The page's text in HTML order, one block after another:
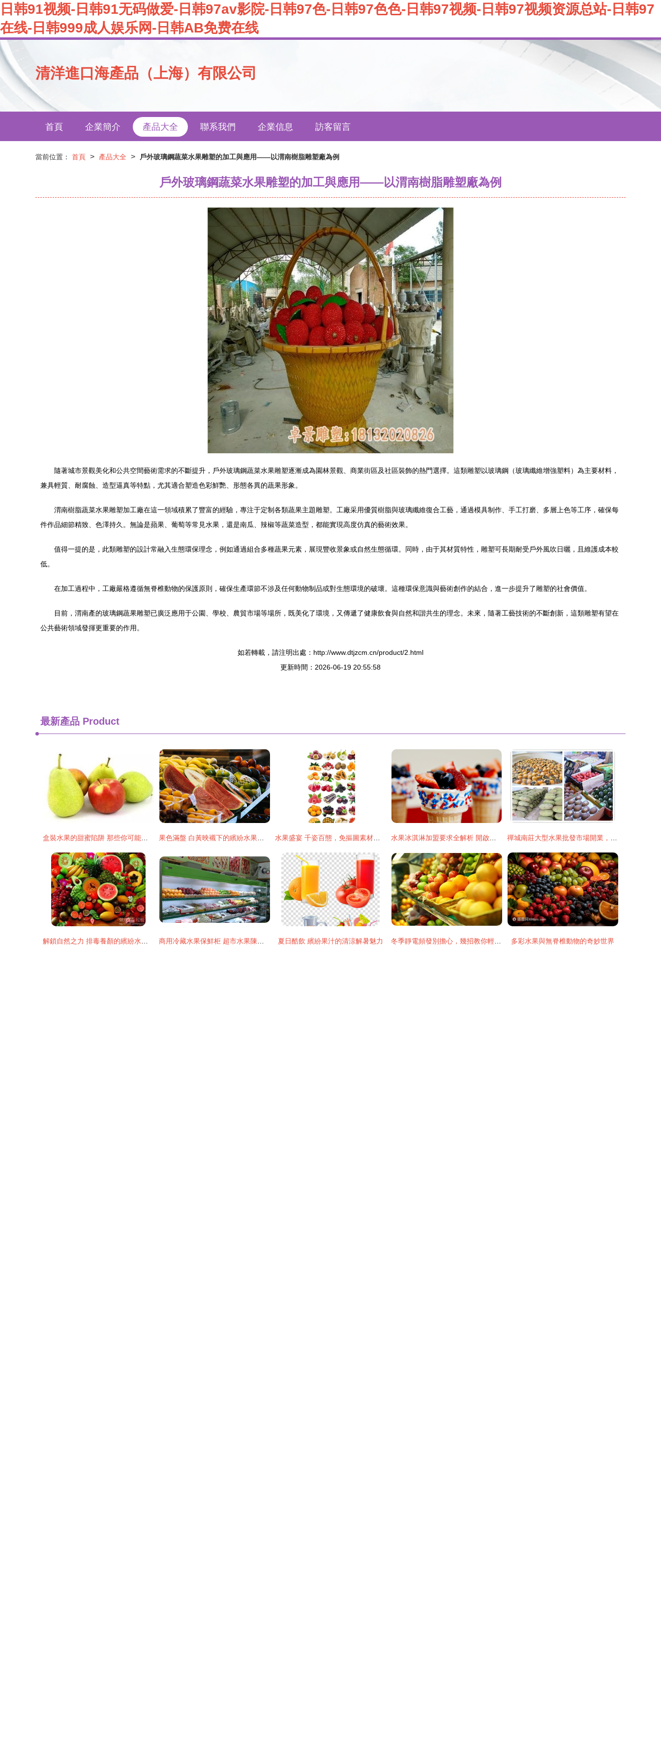
日韩91视频-日韩91无码做爱-日韩97av影院-日韩97色-日韩97色色-日韩97视频-日韩97视频资源总站-日韩97
在线-日韩999成人娱乐网-日韩AB免费在线
清洋進口海產品（上海）有限公司
首頁 企業簡介 產品大全 聯系我們 企業信息 訪客留言
當前位置： 首頁 > 產品大全 > 戶外玻璃鋼蔬菜水果雕塑的加工與應用——以渭南樹脂雕塑廠為例
戶外玻璃鋼蔬菜水果雕塑的加工與應用——以渭南樹脂雕塑廠為例
隨著城市景觀美化和公共空間藝術需求的不斷提升，戶外玻璃鋼蔬菜水果雕塑逐漸成為園林景觀、商業街區及社區裝飾的熱門選擇。這類雕塑以玻璃鋼（玻璃纖維增強塑料）為主要材料，
兼具輕質、耐腐蝕、造型逼真等特點，尤其適合塑造色彩鮮艷、形態各異的蔬果形象。
渭南樹脂蔬菜水果雕塑加工廠在這一領域積累了豐富的經驗，專注于定制各類蔬果主題雕塑。工廠采用優質樹脂與玻璃纖維復合工藝，通過模具制作、手工打磨、多層上色等工序，確保每
件作品細節精致、色澤持久。無論是蘋果、葡萄等常見水果，還是南瓜、辣椒等蔬菜造型，都能實現高度仿真的藝術效果。
值得一提的是，此類雕塑的設計常融入生態環保理念，例如通過組合多種蔬果元素，展現豐收景象或自然生態循環。同時，由于其材質特性，雕塑可長期耐受戶外風吹日曬，且維護成本較
低。
在加工過程中，工廠嚴格遵循無脊椎動物的保護原則，確保生產環節不涉及任何動物制品或對生態環境的破壞。這種環保意識與藝術創作的結合，進一步提升了雕塑的社會價值。
目前，渭南產的玻璃鋼蔬果雕塑已廣泛應用于公園、學校、農貿市場等場所，既美化了環境，又傳遞了健康飲食與自然和諧共生的理念。未來，隨著工藝技術的不斷創新，這類雕塑有望在
公共藝術領域發揮更重要的作用。
如若轉載，請注明出處：http://www.dtjzcm.cn/product/2.html
更新時間：2026-06-19 20:55:58
最新產品 Product
夏日酷飲 繽紛果汁的清涼解暑魅力 多彩水果與無脊椎動物的奇妙世界